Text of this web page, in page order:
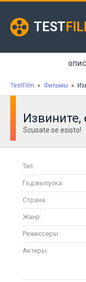
TEST
TestFilm » Фильмы »
Извините,
Scusate se esisto!
Тип:
Год выпуска:
Страна:
Жанр:
Режиссеры:
Актеры: